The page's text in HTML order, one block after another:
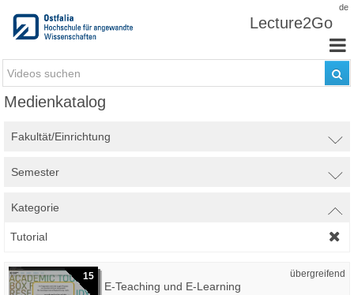
de
Lecture2Go
Medienkatalog
Fakultät/Einrichtung
Semester
Kategorie
Tutorial
15 übergreifend
E-Teaching und E-Learning